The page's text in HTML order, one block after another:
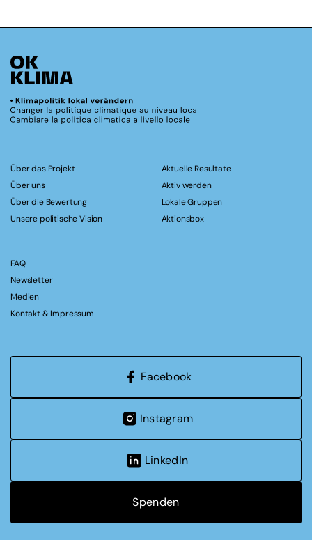
Über das Projekt
Über uns
Über die Bewertung
Unsere politische Vision
Aktuelle Resultate
Aktiv werden
Lokale Gruppen
Aktionsbox
FAQ
Newsletter
Medien
Kontakt & Impressum
Facebook
Instagram
LinkedIn
Spenden